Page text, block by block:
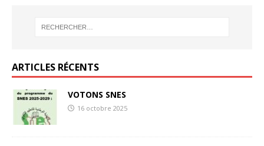
ARTICLES RÉCENTS
VOTONS SNES
16 octobre 2025